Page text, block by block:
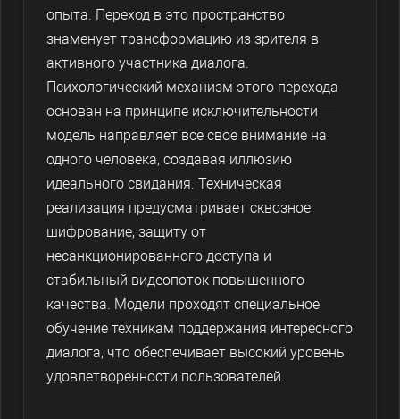
опыта. Переход в это пространство
знаменует трансформацию из зрителя в
активного участника диалога.
Психологический механизм этого перехода
основан на принципе исключительности —
модель направляет все свое внимание на
одного человека, создавая иллюзию
идеального свидания. Техническая
реализация предусматривает сквозное
шифрование, защиту от
несанкционированного доступа и
стабильный видеопоток повышенного
качества. Модели проходят специальное
обучение техникам поддержания интересного
диалога, что обеспечивает высокий уровень
удовлетворенности пользователей.